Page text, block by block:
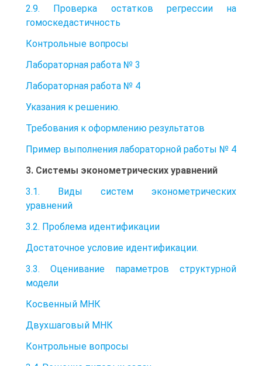
2.9. Проверка остатков регрессии на
гомоскедастичность
Контрольные вопросы
Лабораторная работа № 3
Лабораторная работа № 4
Указания к решению.
Требования к оформлению результатов
Пример выполнения лабораторной работы № 4
3. Системы эконометрических уравнений
3.1. Виды систем эконометрических
уравнений
3.2. Проблема идентификации
Достаточное условие идентификации.
3.3. Оценивание параметров структурной
модели
Косвенный МНК
Двухшаговый МНК
Контрольные вопросы